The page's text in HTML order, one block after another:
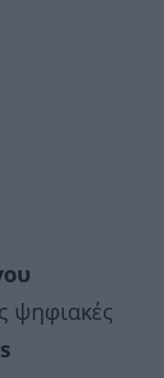
ψηφιακές